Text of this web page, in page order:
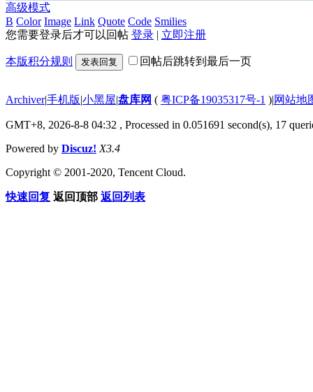
高级模式
B Color Image Link Quote Code Smilies
您需要登录后才可以回帖 登录 | 立即注册
本版积分规则 发表回复 回帖后跳转到最后一页
Archiver|手机版|小黑屋|盘库网 ( 粤ICP备19035317号-1 )|网站地
GMT+8, 2026-8-8 04:32 , Processed in 0.051691 second(s), 17
Powered by Discuz! X3.4
Copyright © 2001-2020, Tencent Cloud.
快速回复 返回顶部 返回列表